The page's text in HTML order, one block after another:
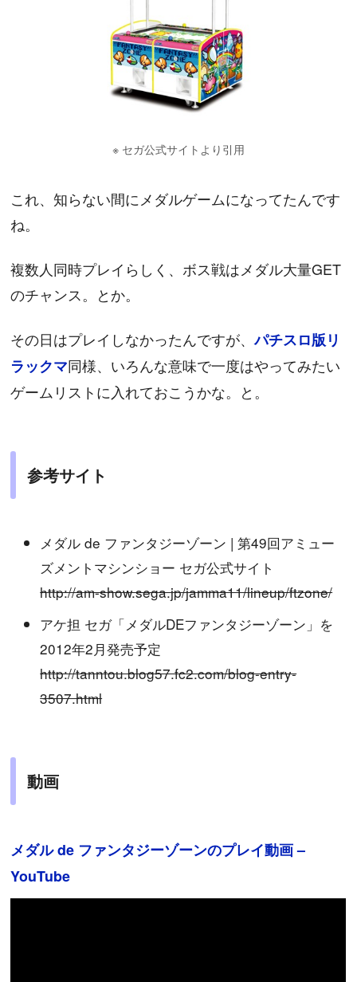
※ セガ公式サイトより引用
これ、知らない間にメダルゲームになってたんです
ね。
複数人同時プレイらしく、ボス戦はメダル大量GET
のチャンス。とか。
その日はプレイしなかったんですが、パチスロ版リ
ラックマ同様、いろんな意味で一度はやってみたい
ゲームリストに入れておこうかな。と。
参考サイト
メダル de ファンタジーゾーン | 第49回アミュー
ズメントマシンショー セガ公式サイト
http://am-show.sega.jp/jamma11/lineup/ftzone/
アケ担 セガ「メダルDEファンタジーゾーン」を
2012年2月発売予定
http://tanntou.blog57.fc2.com/blog-entry-
3507.html
動画
メダル de ファンタジーゾーンのプレイ動画 –
YouTube